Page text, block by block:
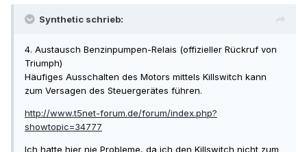
Synthetic schrieb:
4. Austausch Benzinpumpen-Relais (offizieller Rückruf von
Triumph)
Häufiges Ausschalten des Motors mittels Killswitch kann
zum Versagen des Steuergerätes führen.
http://www.t5net-forum.de/forum/index.php?
showtopic=34777
Ich hatte hier nie Probleme, da ich den Killswitch nicht zum